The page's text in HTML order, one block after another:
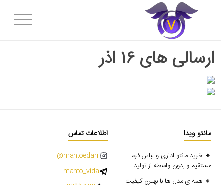
ارسالی های ۱۶ اذر
مانتو ویدا
🔸 خرید مانتو اداری و لباس فرم
مستقیم و بدون واسطه از تولید
🔸 همه ی مدل ها با بهترن کیفیت
اطلاعات تماس
mantoedarii@
manto_vida